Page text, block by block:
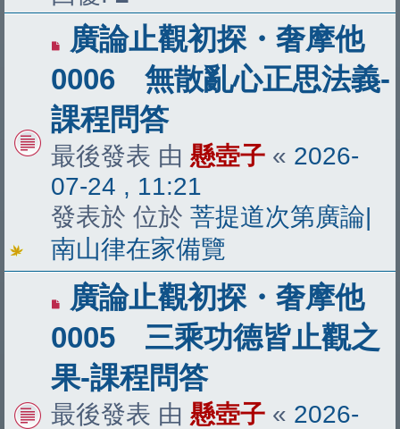
有
新
文
章
廣論止觀初探・奢摩他
0006 無散亂心正思法義-
課程問答
最後發表 由 懸壺子 « 2026-
07-24 , 11:21
發表於 位於 菩提道次第廣論|
南山律在家備覽
有
新
文
章
廣論止觀初探・奢摩他
0005 三乘功德皆止觀之
果-課程問答
最後發表 由 懸壺子 « 2026-